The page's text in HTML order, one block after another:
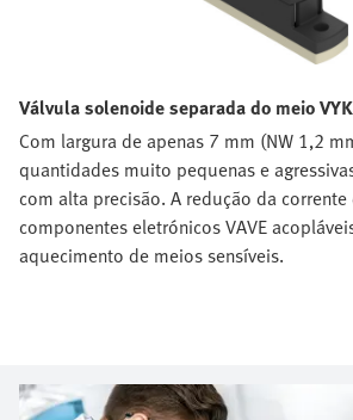
Válvula solenoide separada do meio
Com largura de apenas 7 mm (NW 1,2
quantidades muito pequenas e
com alta precisão. A redução da
componentes eletrónicos VAVE
aquecimento de meios sensíveis.